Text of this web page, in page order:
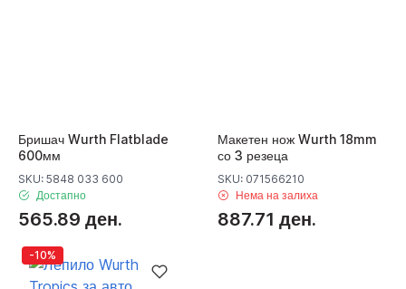
Бришач Wurth Flatblade
600мм
SKU: 5848 033 600
Достапно
565.89 ден.
Макетен нож Wurth 18mm
со 3 резеца
SKU: 071566210
Нема на залиха
887.71 ден.
-10%